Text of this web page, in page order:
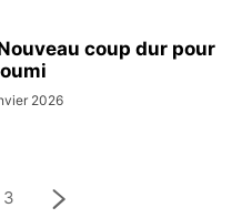
coup dur pour
2026
3